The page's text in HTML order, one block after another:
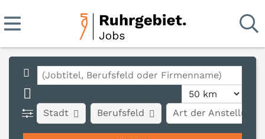
Stadt Art der Anstellung
Berufsfeld